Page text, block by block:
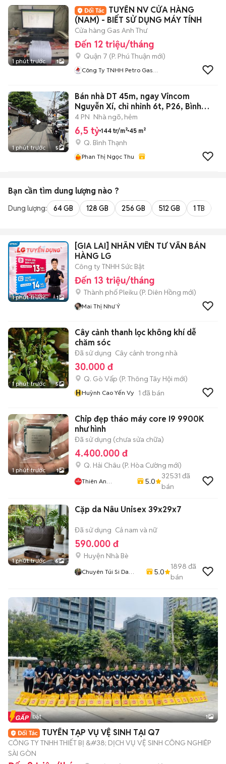
1 phút trước 1
TUYỂN NV CỬA HÀNG
(NAM) - BIẾT SỬ DỤNG MÁY TÍNH
Cửa hàng Gas Anh Thư
Đến 12 triệu/tháng
Quận 7 (P. Phú Thuận mới)
Công Ty TNHH Petro Gas
1 phút trước 5
Bán nhà DT 45m, ngay Vincom
Nguyễn Xí, chỉ nhỉnh 6t, P26, Bình
Thạnh
4 PN Nhà ngõ, hẻm
6,5 tỷ 144 tr/m² 45 m²
Q. Bình Thạnh
Phan Thị Ngọc Thu
Bạn cần tìm dung lượng nào ?
Dung lượng: 64 GB 128 GB 256 GB 512 GB 1 TB
1 phút trước 1
[GIA LAI] NHÂN VIÊN TƯ VẤN BÁN
HÀNG LG
Công ty TNHH Sức Bật
Đến 13 triệu/tháng
Thành phố Pleiku (P. Diên Hồng mới)
Mai Thị Như Ý
1 phút trước 5
Cây cảnh thanh lọc không khí dễ
chăm sóc
Đã sử dụng Cây cảnh trong nhà
30.000 đ
Q. Gò Vấp (P. Thông Tây Hội mới)
HHuỳnh Cao Yến Vy 1 đã bán
1 phút trước 1
Chip đẹp tháo máy core I9 9900K
như hình
Đã sử dụng (chưa sửa chữa)
4.400.000 đ
Q. Hải Châu (P. Hòa Cường mới)
Thiên An
5.0
32531 đã
bán
1 phút trước 6
Cặp da Nâu Unisex 39x29x7
Đã sử dụng Cả nam và nữ
590.000 đ
Huyện Nhà Bè
Chuyên Túi Si Da
5.0
1898 đã
bán
Tin nổi bật 1
TUYỂN TẠP VỤ VỆ SINH TẠI Q7
CÔNG TY TNHH THIẾT BỊ &#38; DỊCH VỤ VỆ SINH CÔNG NGHIÊP
SÀI GÒN